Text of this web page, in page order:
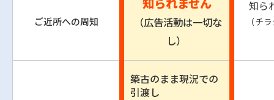
ご近所への周知
（広告活動は一切な
し）
知ら
（チ
築古のまま現況での
引渡し